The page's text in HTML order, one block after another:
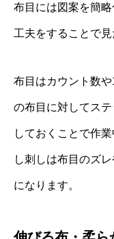
布目には図案を簡
工夫をすることで
布目はカウント数
の布目に対してス
しておくことで作
し刺しは布目のズ
になります。